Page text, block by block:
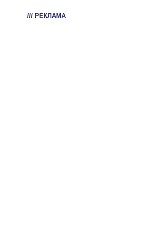
/// РЕКЛАМА